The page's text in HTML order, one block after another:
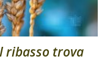
ribasso trova